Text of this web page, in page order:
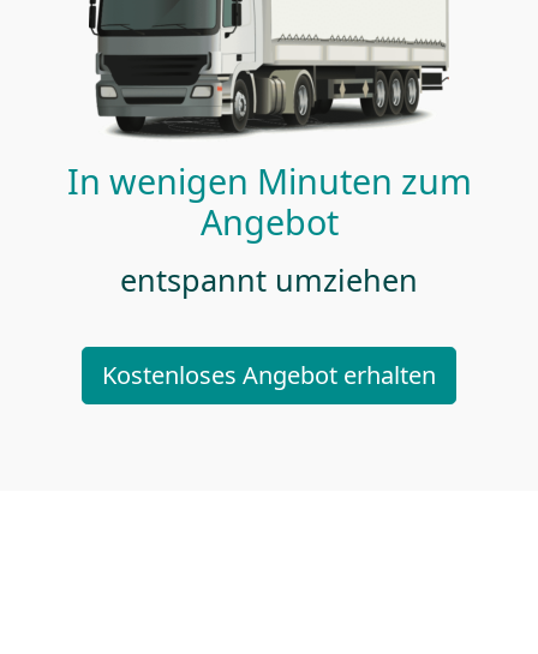
In wenigen Minuten zum
Angebot
entspannt umziehen
Kostenloses Angebot erhalten